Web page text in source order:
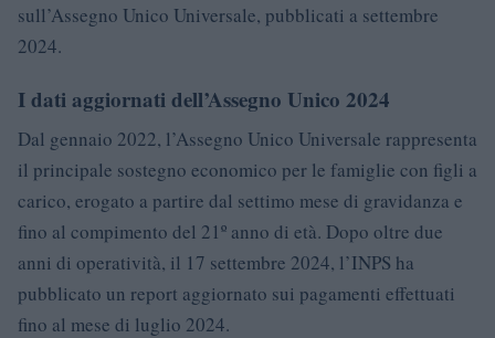
sull’Assegno Unico Universale, pubblicati a settembre
2024.
I dati aggiornati dell’Assegno Unico 2024
Dal gennaio 2022, l’Assegno Unico Universale rappresenta
il principale sostegno economico per le famiglie con figli a
carico, erogato a partire dal settimo mese di gravidanza e
fino al compimento del 21º anno di età. Dopo oltre due
anni di operatività, il 17 settembre 2024, l’INPS ha
pubblicato un report aggiornato sui pagamenti effettuati
fino al mese di luglio 2024.